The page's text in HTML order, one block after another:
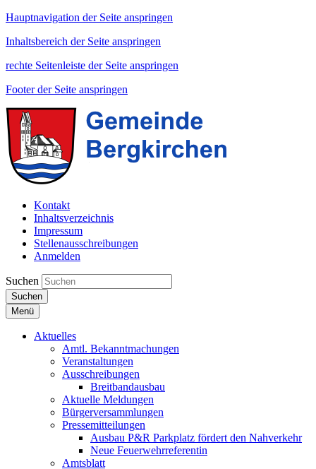
Hauptnavigation der Seite anspringen
Inhaltsbereich der Seite anspringen
rechte Seitenleiste der Seite anspringen
Footer der Seite anspringen
Kontakt
Inhaltsverzeichnis
Impressum
Stellenausschreibungen
Anmelden
Suchen
Suchen
Menü
Aktuelles
Amtl. Bekanntmachungen
Veranstaltungen
Ausschreibungen
Breitbandausbau
Aktuelle Meldungen
Bürgerversammlungen
Pressemitteilungen
Ausbau P&R Parkplatz fördert den Nahverkehr
Neue Feuerwehrreferentin
Amtsblatt